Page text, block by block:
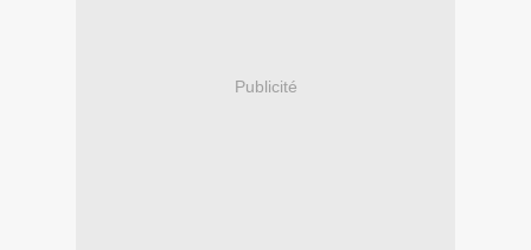
Publicité